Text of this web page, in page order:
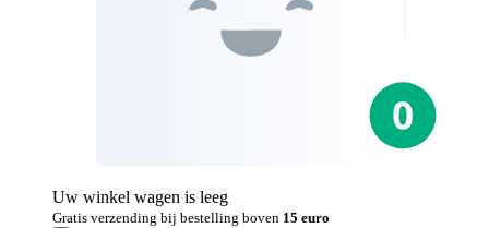
Uw winkel wagen is leeg
Gratis verzending bij bestelling boven 15 euro